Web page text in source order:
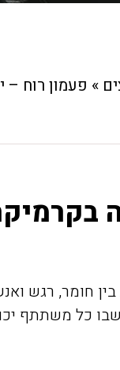
» פעמון רוח –
חומר, רגש
כל משתתף